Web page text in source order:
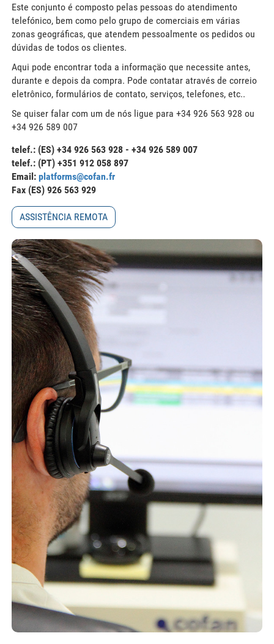
Este conjunto é composto pelas pessoas do atendimento
telefónico, bem como pelo grupo de comerciais em várias
zonas geográficas, que atendem pessoalmente os pedidos ou
dúvidas de todos os clientes.
Aqui pode encontrar toda a informaçäo que necessite antes,
durante e depois da compra. Pode contatar através de correio
eletrônico, formulários de contato, serviços, telefones, etc..
Se quiser falar com um de nós ligue para +34 926 563 928 ou
+34 926 589 007
telef.: (ES) +34 926 563 928 - +34 926 589 007
telef.: (PT) +351 912 058 897
Email: platforms@cofan.fr
Fax (ES) 926 563 929
ASSISTÊNCIA REMOTA